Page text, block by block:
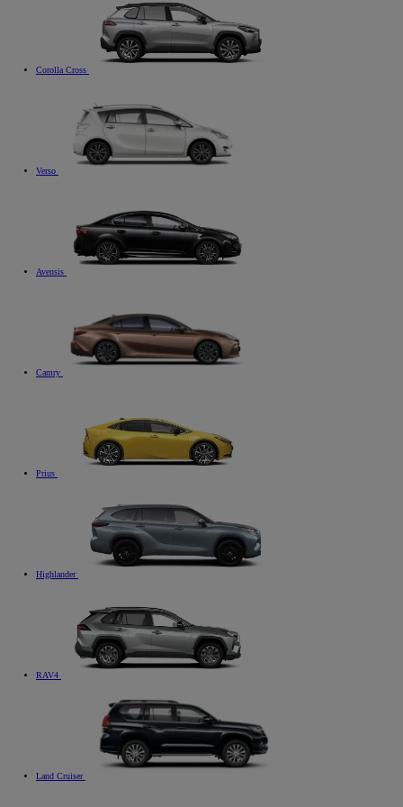
Corolla Cross
Verso
Avensis
Camry
Prius
Highlander
RAV4
Land Cruiser